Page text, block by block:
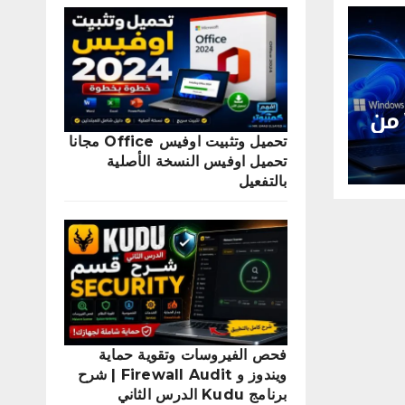
Windows 11 26H1 من
تحميل وتثبيت اوفيس Office مجانا
تحميل اوفيس النسخة الأصلية
بالتفعيل
فحص الفيروسات وتقوية حماية
ويندوز و Firewall Audit | شرح
برنامج Kudu الدرس الثاني